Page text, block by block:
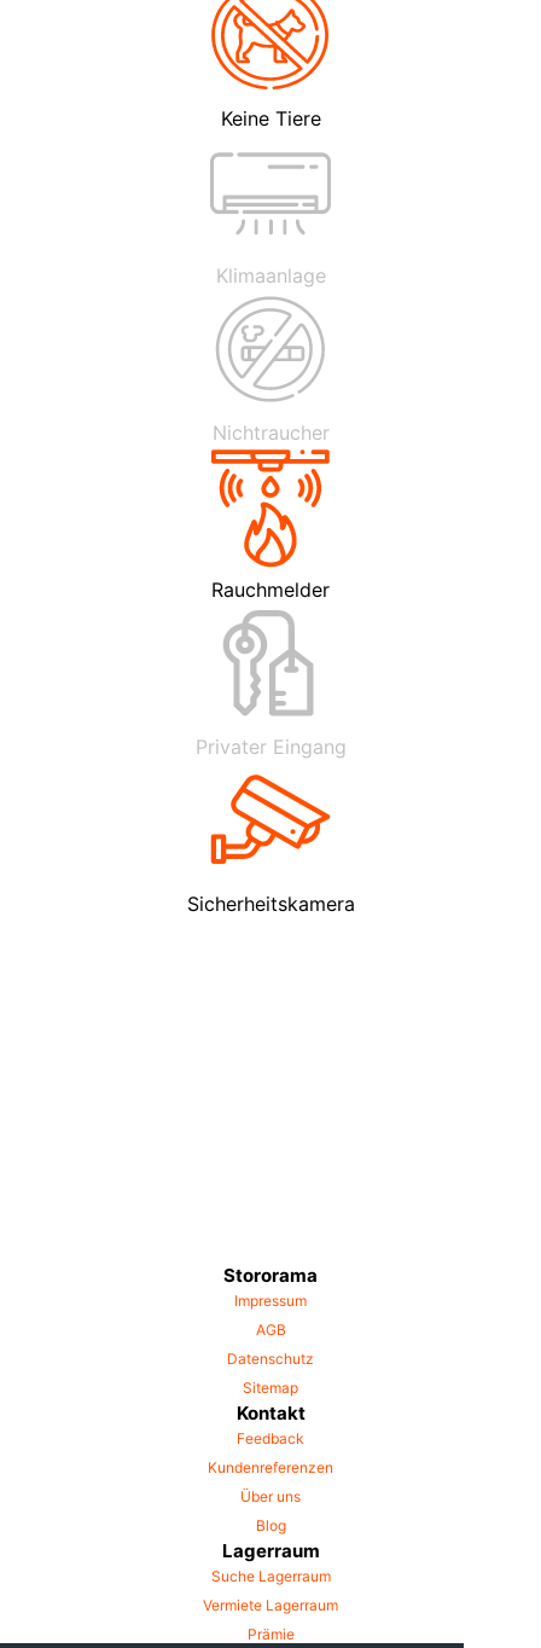
Keine Tiere
Klimaanlage
Nichtraucher
Rauchmelder
Privater Eingang
Sicherheitskamera
Stororama
Impressum
AGB
Datenschutz
Sitemap
Kontakt
Feedback
Kundenreferenzen
Über uns
Blog
Lagerraum
Suche Lagerraum
Vermiete Lagerraum
Prämie